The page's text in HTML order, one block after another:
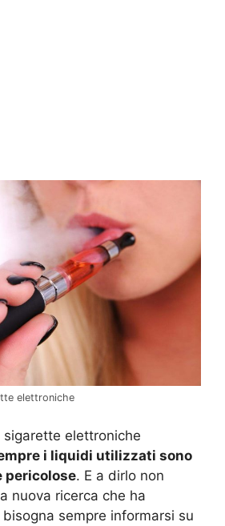
elettroniche
elettroniche
i liquidi utilizzati sono
pericolose. E a dirlo non
nuova ricerca che ha
sempre informarsi su